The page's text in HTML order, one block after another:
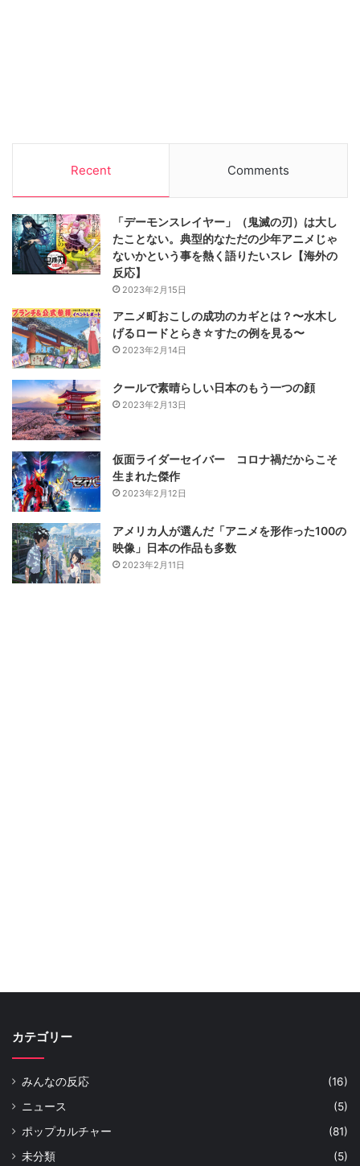
Recent Comments
「デーモンスレイヤー」（鬼滅の刃）は大し
たことない。典型的なただの少年アニメじゃ
ないかという事を熱く語りたいスレ【海外の
反応】
2023年2月15日
アニメ町おこしの成功のカギとは？〜水木し
げるロードとらき☆すたの例を見る〜
2023年2月14日
クールで素晴らしい日本のもう一つの顔
2023年2月13日
仮面ライダーセイバー コロナ禍だからこそ
生まれた傑作
2023年2月12日
アメリカ人が選んだ「アニメを形作った100の
映像」日本の作品も多数
2023年2月11日
カテゴリー
みんなの反応
(16)
ニュース
(5)
ポップカルチャー
(81)
未分類
(5)